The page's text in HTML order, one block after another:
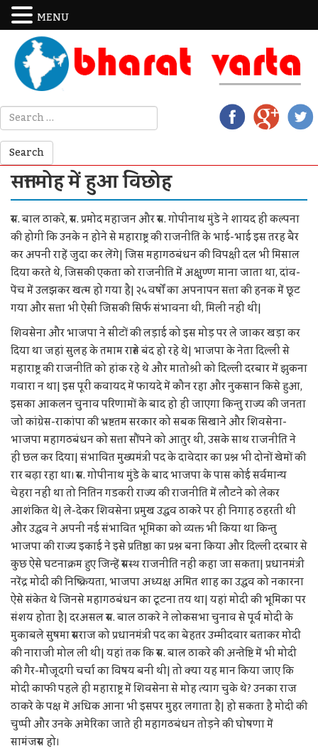
सत्ता मोह में हुआ विछोह
स्व. बाल ठाकरे, स्व. प्रमोद महाजन और स्व. गोपीनाथ मुंडे ने शायद ही कल्पना
की होगी कि उनके न होने से महाराष्ट्र की राजनीति के भाई-भाई इस तरह बैर
कर अपनी राहें जुदा कर लेंगे| जिस महागठबंधन की विपक्षी दल भी मिसाल
दिया करते थे, जिसकी एकता को राजनीति में अक्षुण्ण माना जाता था, दांव-
पेंच में उलझकर खत्म हो गया है| २५ वर्षों का अपनापन सत्ता की हनक में छूट
गया और सत्ता भी ऐसी जिसकी सिर्फ संभावना थी, मिली नहीं थी|
शिवसेना और भाजपा ने सीटों की लड़ाई को इस मोड़ पर ले जाकर खड़ा कर
दिया था जहां सुलह के तमाम रास्ते बंद हो रहे थे| भाजपा के नेता दिल्ली से
महाराष्ट्र की राजनीति को हांक रहे थे और मातोश्री को दिल्ली दरबार में झुकना
गवारा न था| इस पूरी कवायद में फायदे में कौन रहा और नुकसान किसे हुआ,
इसका आकलन चुनाव परिणामों के बाद हो ही जाएगा किन्तु राज्य की जनता
जो कांग्रेस-राकांपा की भ्रष्टतम सरकार को सबक सिखाने और शिवसेना-
भाजपा महागठबंधन को सत्ता सौंपने को आतुर थी, उसके साथ राजनीति ने
ही छल कर दिया| संभावित मुख्यमंत्री पद के दावेदार का प्रश्न भी दोनों खेमों की
रार बढ़ा रहा था। स्व. गोपीनाथ मुंडे के बाद भाजपा के पास कोई सर्वमान्य
चेहरा नहीं था तो नितिन गडकरी राज्य की राजनीति में लौटने को लेकर
आशंकित थे| ले-देकर शिवसेना प्रमुख उद्धव ठाकरे पर ही निगाह ठहरती थी
और उद्धव ने अपनी नई संभावित भूमिका को व्यक्त भी किया था किन्तु
भाजपा की राज्य इकाई ने इसे प्रतिष्ठा का प्रश्न बना किया और दिल्ली दरबार से
कुछ ऐसे घटनाक्रम हुए जिन्हें स्वस्थ राजनीति नहीं कहा जा सकता| प्रधानमंत्री
नरेंद्र मोदी की निष्क्रियता, भाजपा अध्यक्ष अमित शाह का उद्धव को नकारना
ऐसे संकेत थे जिनसे महागठबंधन का टूटना तय था| यहां मोदी की भूमिका पर
संशय होता है| दरअसल स्व. बाल ठाकरे ने लोकसभा चुनाव से पूर्व मोदी के
मुकाबले सुषमा स्वराज को प्रधानमंत्री पद का बेहतर उम्मीदवार बताकर मोदी
की नाराजी मोल ली थी| यहां तक कि स्व. बाल ठाकरे की अन्तेष्टि में भी मोदी
की गैर-मौजूदगी चर्चा का विषय बनी थी| तो क्या यह मान किया जाए कि
मोदी काफी पहले ही महाराष्ट्र में शिवसेना से मोह त्याग चुके थे? उनका राज
ठाकरे के पक्ष में अधिक आना भी इसपर मुहर लगाता है| हो सकता है मोदी की
चुप्पी और उनके अमेरिका जाते ही महागठबंधन तोड़ने की घोषणा में
सामंजस्य हो।
MENU